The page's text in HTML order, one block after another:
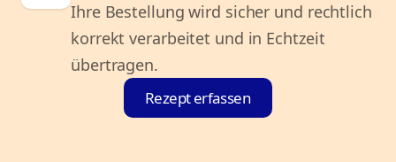
Ihre Bestellung wird sicher und rechtlich
korrekt verarbeitet und in Echtzeit
übertragen.
Rezept erfassen